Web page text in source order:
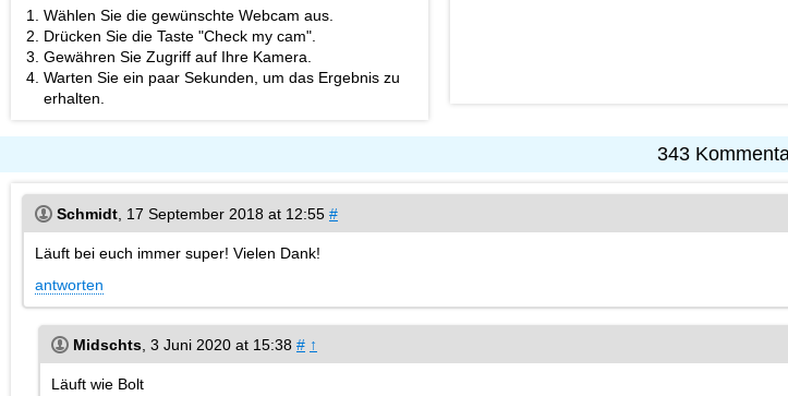
Wählen Sie die gewünschte Webcam aus.
Drücken Sie die Taste "Check my cam".
Gewähren Sie Zugriff auf Ihre Kamera.
Warten Sie ein paar Sekunden, um das Ergebnis zu
erhalten.
343
Schmidt 17 September 2018 at 12:55 #
Läuft bei euch immer super! Vielen Dank!
antworten
Midschts 3 Juni 2020 at 15:38 # ↑
Läuft wie Bolt